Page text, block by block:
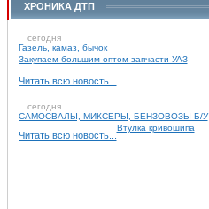
ХРОНИКА ДТП
сегодня
Газель, камаз, бычок
Закупаем большим оптом запчасти УАЗ
Читать всю новость...
сегодня
САМОСВАЛЫ, МИКСЕРЫ, БЕНЗОВОЗЫ Б/У
Втулка кривошипа
Читать всю новость...